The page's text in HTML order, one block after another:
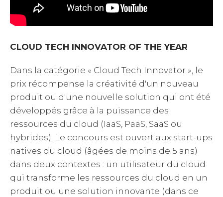
CLOUD TECH INNOVATOR OF THE YEAR
Dans la catégorie « Cloud Tech Innovator », le
prix récompense la créativité d'un nouveau
produit ou d'une nouvelle solution qui ont été
développés grâce à la puissance des
ressources du cloud (IaaS, PaaS, SaaS ou
hybrides). Le concours est ouvert aux start-ups
natives du cloud (âgées de moins de 5 ans)
dans deux contextes : un utilisateur du cloud
qui transforme les ressources du cloud en un
produit ou une solution innovante (dans ce